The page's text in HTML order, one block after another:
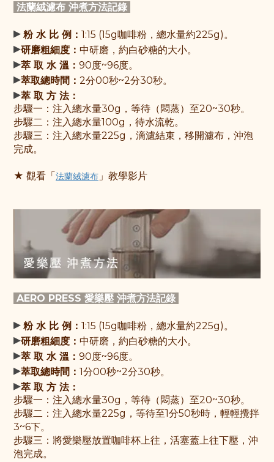
法蘭絨濾布 沖煮方法記錄
▸ 粉 水 比 例： 1:15 (15g咖啡粉，總水量約225g)。
▸研磨粗細度： 中研磨，約白砂糖的大小。
▸萃 取 水 溫： 90度~96度。
▸萃取總時間： 2分00秒~2分30秒。
▸萃 取 方 法：
步驟一： 注入總水量30g，等待（悶蒸）至20~30秒。
步驟二： 注入總水量100g，待水流乾。
步驟三：注入總水量225g，滴濾結束，移開濾布，沖泡
完成。
★ 觀看「法蘭絨濾布 」教學影片
AERO PRESS 愛樂壓 沖煮方法記錄
▸ 粉 水 比 例： 1:15 (15g咖啡粉，總水量約225g)。
▸研磨粗細度： 中研磨，約白砂糖的大小。
▸萃 取 水 溫： 90度~96度。
▸萃取總時間： 1分00秒~2分30秒。
▸萃 取 方 法：
步驟一： 注入總水量30g，等待（悶蒸）至20~30秒。
步驟二： 注入總水量225g， 等待至1分50秒時，輕輕攪拌
3~6下。
步驟三： 將愛樂壓放置咖啡杯上往，活塞蓋上往下壓，沖
泡完成。